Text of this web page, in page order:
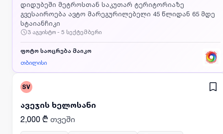
დიდუბეში მეტროსთან საკუთარ ტერიტორიაზე
გვესაიროება ავტო მარეგურილებელი 45 წლიდან 65 მდე
სტაიანჩიკი
3 აგვისტო - 5 სექტემბერი
ფოტო საოცრება მაიკო
თბილისი
SV
ავეჯის ხელოსანი
2,000 ₾ თვეში